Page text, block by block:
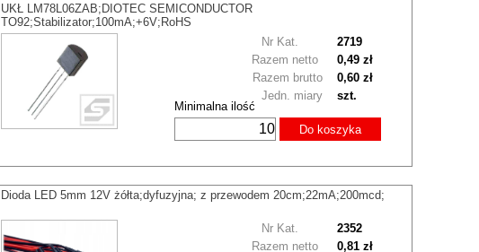
UKŁ LM78L06ZAB;DIOTEC SEMICONDUCTOR
TO92;Stabilizator;100mA;+6V;RoHS
Minimalna ilość
Nr Kat. 2719
Razem brutto 0,60 zł
Razem netto 0,49 zł
Jedn. miary szt.
Do koszyka
Dioda LED 5mm 12V żółta;dyfuzyjna; z przewodem 20cm;22mA;200mcd;
Nr Kat. 2352
Razem netto 0,81 zł